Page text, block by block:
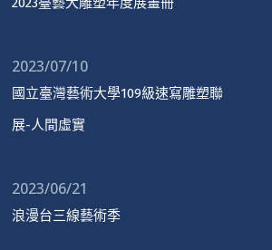
2023/07/10
國立臺灣藝術大學109級速寫雕塑聯
展-人間虛實
2023/06/21
浪漫台三線藝術季